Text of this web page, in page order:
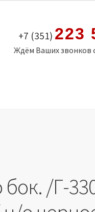
+7 (351) 223
Ждём Ваших звонков
/Г-